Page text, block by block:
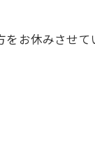
お休みさせて